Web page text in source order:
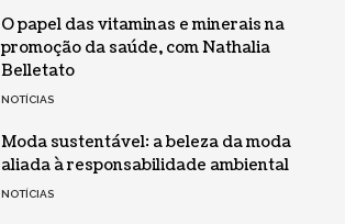
O papel das vitaminas e minerais na
promoção da saúde, com Nathalia
Belletato
NOTÍCIAS
Moda sustentável: a beleza da moda
aliada à responsabilidade ambiental
NOTÍCIAS